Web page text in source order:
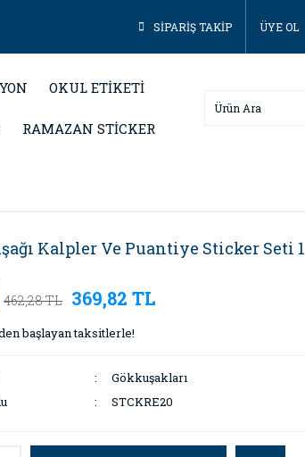
SİPARİŞ TAKİP ÜYE OL
OKUL ETİKETİ
RAMAZAN STİCKER
Kalpler Ve Puantiye Sticker Seti 1
462,28 TL 369,82 TL
başlayan taksitlerle!
Gökkuşakları
STCKRE20